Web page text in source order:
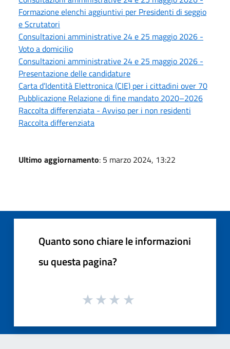
Formazione elenchi aggiuntivi per Presidenti di seggio
e Scrutatori
Consultazioni amministrative 24 e 25 maggio 2026 -
Voto a domicilio
Consultazioni amministrative 24 e 25 maggio 2026 -
Presentazione delle candidature
Carta d’Identità Elettronica (CIE) per i cittadini over 70
Pubblicazione Relazione di fine mandato 2020–2026
Raccolta differenziata - Avviso per i non residenti
Raccolta differenziata
Ultimo aggiornamento: 5 marzo 2024, 13:22
Quanto sono chiare le informazioni
su questa pagina?